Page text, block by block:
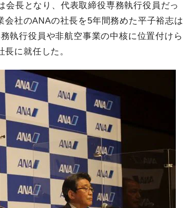
長となり、代表取締役専務執行役員だっ
社のANAの社長を5年間務めた平子裕志は
執行役員や非航空事業の中核に位置付けら
に就任した。